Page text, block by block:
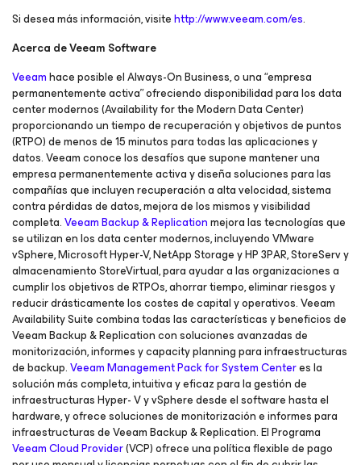
Si desea más información, visitehttp://www.veeam.com/es.
Acerca de Veeam Software
Veeamhace posible el Always-On Business, o una “empresa
permanentemente activa” ofreciendo disponibilidad para los data
center modernos (Availability for the Modern Data Center)
proporcionando un tiempo de recuperación y objetivos de puntos
(RTPO) de menos de 15 minutos para todas las aplicaciones y
datos. Veeam conoce los desafíos que supone mantener una
empresa permanentemente activa y diseña soluciones para las
compañías que incluyen recuperación a alta velocidad, sistema
contra pérdidas de datos, mejora de los mismos y visibilidad
completa.Veeam Backup & Replicationmejora las tecnologías que
se utilizan en los data center modernos, incluyendo VMware
vSphere, Microsoft Hyper-V, NetApp Storage y HP 3PAR, StoreServ y
almacenamiento StoreVirtual, para ayudar a las organizaciones a
cumplir los objetivos de RTPOs, ahorrar tiempo, eliminar riesgos y
reducir drásticamente los costes de capital y operativos. Veeam
Availability Suite combina todas las características y beneficios de
Veeam Backup & Replication con soluciones avanzadas de
monitorización, informes y capacity planning para infraestructuras
de backup.Veeam Management Pack for System Centeres la
solución más completa, intuitiva y eficaz para la gestión de
infraestructuras Hyper- V y vSphere desde el software hasta el
hardware, y ofrece soluciones de monitorización e informes para
infraestructuras de Veeam Backup & Replication. El Programa
Veeam Cloud Provider(VCP) ofrece una política flexible de pago